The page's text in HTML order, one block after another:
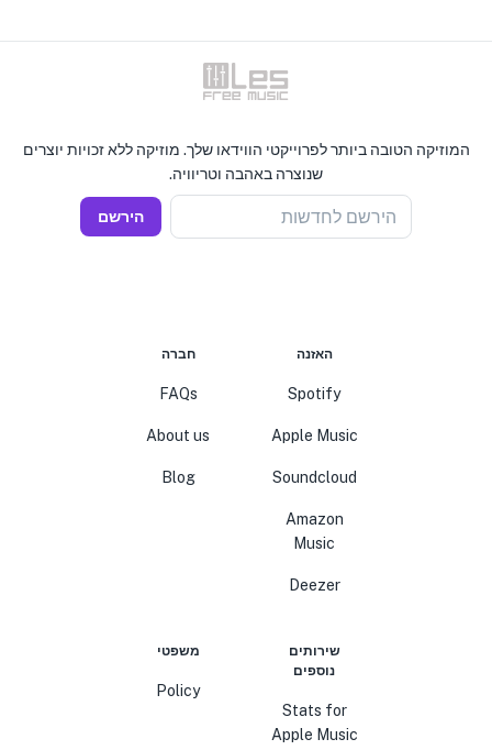
המוזיקה הטובה ביותר לפרוייקטי הווידאו שלך. מוזיקה ללא זכויות יוצרים
שנוצרה באהבה וטריוויה.
הירשם לחדשות הירשם
האזנה
Spotify
Apple Music
Soundcloud
Amazon
Music
Deezer
חברה
FAQs
About us
Blog
שירותים
נוספים
Stats for
Apple Music
משפטי
Policy